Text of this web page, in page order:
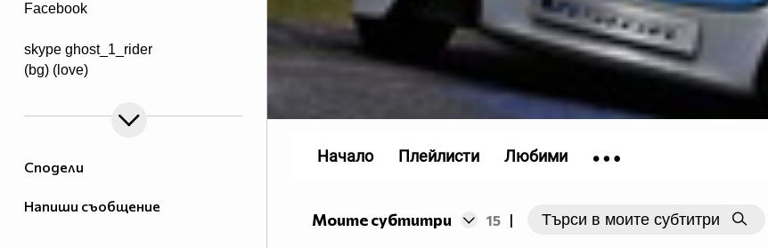
Сподели
Напиши съобщение
Facebook
skype ghost_1_rider
(bg) (love)
Моите субтитри 15 |
Начало Плейлисти Любими